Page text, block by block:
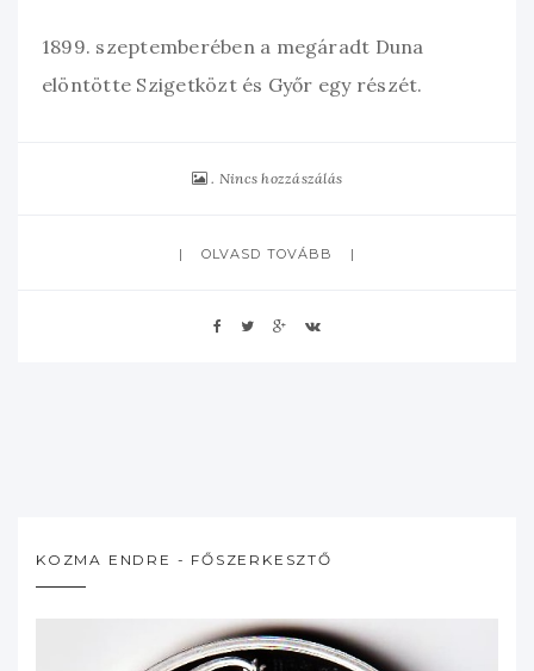
1899. szeptemberében a megáradt Duna
elöntötte Szigetközt és Győr egy részét.
Nincs hozzászálás
OLVASD TOVÁBB
KOZMA ENDRE - FŐSZERKESZTŐ